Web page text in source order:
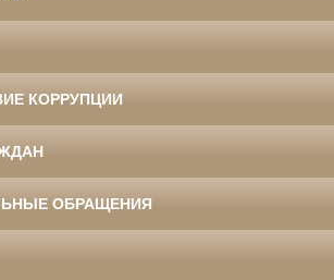
КОРРУПЦИИ
ОБРАЩЕНИЯ